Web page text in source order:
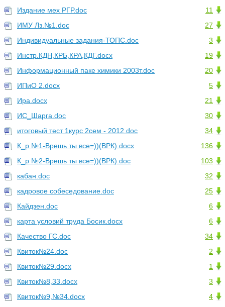
11
Издание мех РГР.doc
27
ИМУ Лз.№1.doc
3
Индивидуальные задания-ТОПС.doc
19
Инстр.КДН,КРБ,КРА,КДГ.docx
20
Информационный паке химики 2003т.doc
5
ИПиО 2.docx
21
Ира.docx
30
ИС_Шарга.doc
34
итоговый тест 1курс 2сем - 2012.doc
136
К_р №1-Врешь ты все=))(ВРК).docx
103
К_р №2-Врешь ты все=))(ВРК).doc
32
кабан.doc
25
кадровое собеседование.doc
6
Кайдзен.doc
6
карта условий труда Босик.docx
34
Качество ГС.doc
2
Квиток№24.doc
1
Квиток№29.docx
3
Квиток№8,33.docx
4
Квиток№9,№34.docx